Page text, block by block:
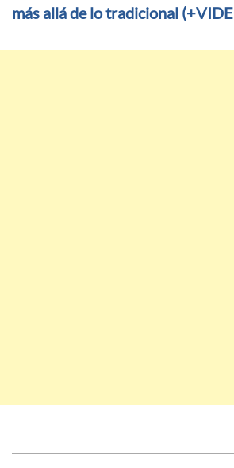
más allá de lo tradicional